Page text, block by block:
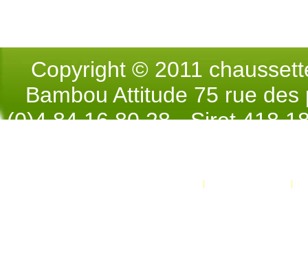
Copyright © 2011
Bambou Attitude 75 rue
(0)4.84.16.80.28 - Siret 418